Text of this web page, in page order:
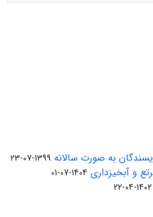
به صورت سالانه 1399-07-23
و آبخیزداری 1404-07-01
1402-04-22